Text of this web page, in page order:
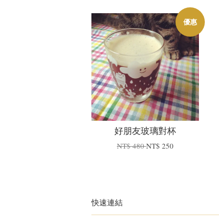
優惠
好朋友玻璃對杯
NT$ 480NT$ 250
快速連結